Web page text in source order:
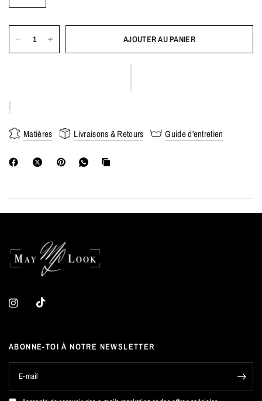
AJOUTER AU PANIER
Matières Livraisons & Retours Guide d'entretien
ABONNE-TOI À NOTRE NEWSLETTER
E-mail